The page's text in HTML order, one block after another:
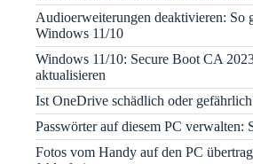
Audioerweiterungen deaktivieren: So
Windows 11/10
Windows 11/10: Secure Boot CA
aktualisieren
Ist OneDrive schädlich oder
Passwörter auf diesem PC verwalten:
Fotos vom Handy auf den PC